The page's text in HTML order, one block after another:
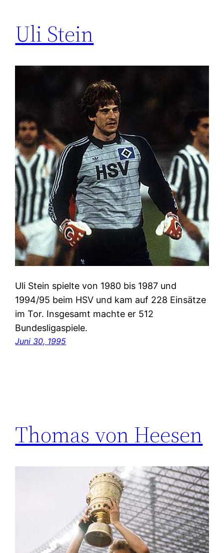
Uli Stein
Uli Stein spielte von 1980 bis 1987 und
1994/95 beim HSV und kam auf 228 Einsätze
im Tor. Insgesamt machte er 512
Bundesligaspiele.
Juni 30, 1995
Thomas von Heesen